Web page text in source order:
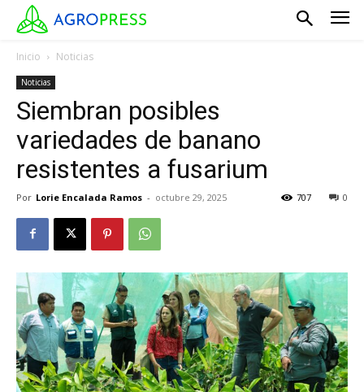
Inicio Noticias
Noticias
Siembran posibles
variedades de banano
resistentes a fusarium
Por Lorie Encalada Ramos - octubre 29, 2025 0
707